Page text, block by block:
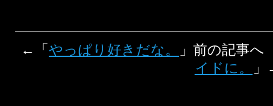
←「やっぱり好きだな。
」前の記事
イドに。